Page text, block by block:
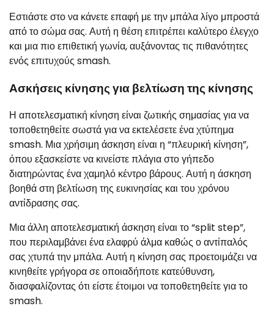
Εστιάστε στο να κάνετε επαφή με την μπάλα λίγο μπροστά
από το σώμα σας. Αυτή η θέση επιτρέπει καλύτερο έλεγχο
και μια πιο επιθετική γωνία, αυξάνοντας τις πιθανότητες
ενός επιτυχούς smash.
Ασκήσεις κίνησης για βελτίωση της κίνησης
Η αποτελεσματική κίνηση είναι ζωτικής σημασίας για να
τοποθετηθείτε σωστά για να εκτελέσετε ένα χτύπημα
smash. Μια χρήσιμη άσκηση είναι η “πλευρική κίνηση”,
όπου εξασκείστε να κινείστε πλάγια στο γήπεδο
διατηρώντας ένα χαμηλό κέντρο βάρους. Αυτή η άσκηση
βοηθά στη βελτίωση της ευκινησίας και του χρόνου
αντίδρασης σας.
Μια άλλη αποτελεσματική άσκηση είναι το “split step”,
που περιλαμβάνει ένα ελαφρύ άλμα καθώς ο αντίπαλός
σας χτυπά την μπάλα. Αυτή η κίνηση σας προετοιμάζει να
κινηθείτε γρήγορα σε οποιαδήποτε κατεύθυνση,
διασφαλίζοντας ότι είστε έτοιμοι να τοποθετηθείτε για το
smash.